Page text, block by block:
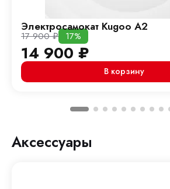
Электросамокат Kugoo A2
17 900₽ 17%
14 900 ₽
В корзину
Аксессуары